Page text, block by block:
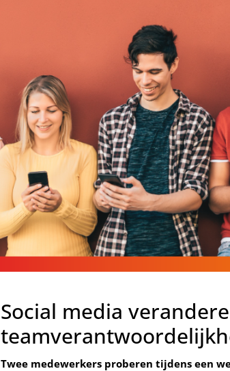
Social media
Twee medewerkers proberen tijdens een